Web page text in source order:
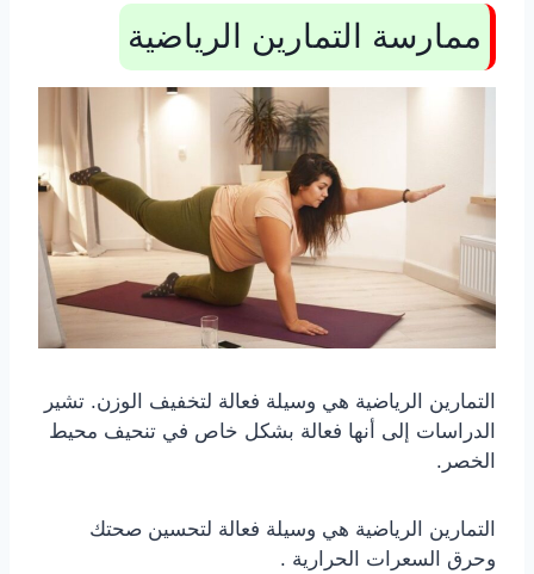
ممارسة التمارين الرياضية
التمارين الرياضية هي وسيلة فعالة لتخفيف الوزن. تشير
الدراسات إلى أنها فعالة بشكل خاص في تنحيف محيط
الخصر.
التمارين الرياضية هي وسيلة فعالة لتحسين صحتك
وحرق السعرات الحرارية .